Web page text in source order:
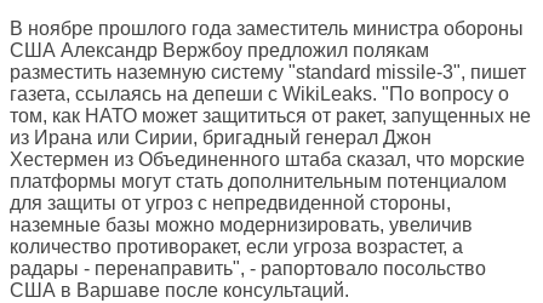
В ноябре прошлого года заместитель министра обороны
США Александр Вержбоу предложил полякам
разместить наземную систему "standard missile-3", пишет
газета, ссылаясь на депеши с WikiLeaks. "По вопросу о
том, как НАТО может защититься от ракет, запущенных не
из Ирана или Сирии, бригадный генерал Джон
Хестермен из Объединенного штаба сказал, что морские
платформы могут стать дополнительным потенциалом
для защиты от угроз с непредвиденной стороны,
наземные базы можно модернизировать, увеличив
количество противоракет, если угроза возрастет, а
радары - перенаправить", - рапортовало посольство
США в Варшаве после консультаций.